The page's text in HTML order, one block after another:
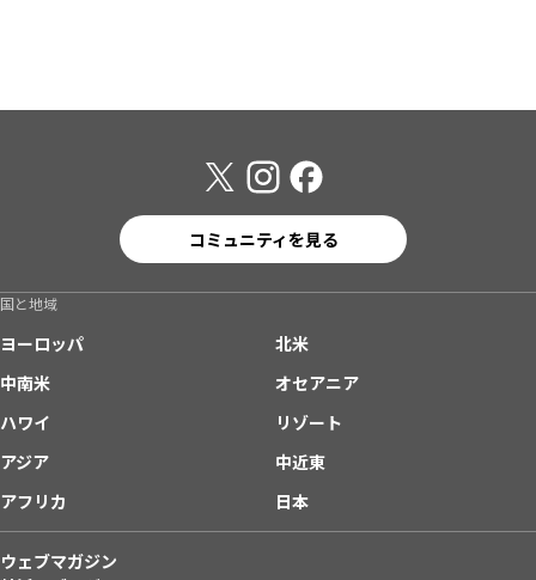
コミュニティを見る
国と地域
ヨーロッパ
北米
中南米
オセアニア
ハワイ
リゾート
アジア
中近東
アフリカ
日本
ウェブマガジン